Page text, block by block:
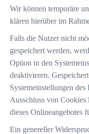
Wir können temporäre
klären hierüber im
Falls die Nutzer nicht
gespeichert werden,
Option in den
deaktivieren.
Systemeinstellungen
Ausschluss von
dieses Onlineangebotes
Ein genereller